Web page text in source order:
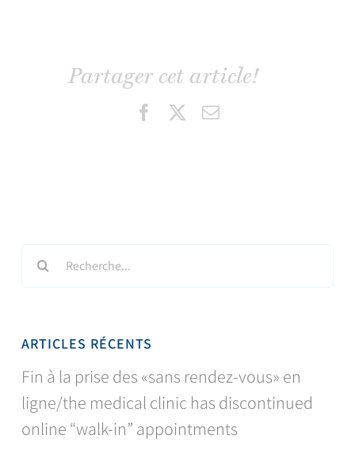
Partager cet article!
FacebookEmail
Search
for:
ARTICLES RÉCENTS
Fin à la prise des «sans rendez-vous» en
ligne/the medical clinic has discontinued
online “walk-in” appointments